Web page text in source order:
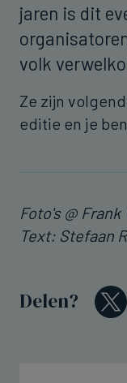
jaren is dit
volk
Ze zijn
editie en je
Foto's @
Text: Stefaan
Delen?